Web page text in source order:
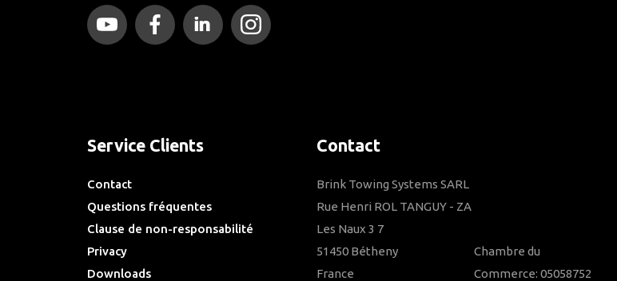
Service Clients
Contact
Questions fréquentes
Clause de non-responsabilité
Privacy
Downloads
Contact
Brink Towing Systems SARL
Rue Henri ROL TANGUY - ZA
Les Naux 3 7
51450 Bétheny
France
Chambre du
Commerce: 05058752